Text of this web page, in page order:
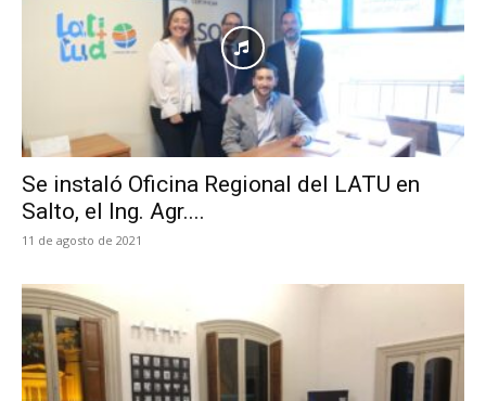
Se instaló Oficina Regional del LATU en
Salto, el Ing. Agr....
11 de agosto de 2021